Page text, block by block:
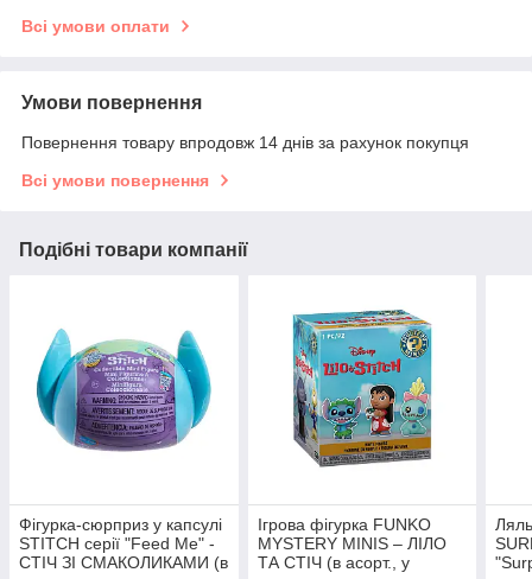
Всі умови оплати
Умови повернення
Повернення товару впродовж 14 днів за рахунок покупця
Всі умови повернення
Подібні товари компанії
Фігурка-сюрприз у капсулі
STITCH серії "Feed Me" -
СТІЧ ЗІ СМАКОЛИКАМИ (в
Ігрова фігурка FUNKO
MYSTERY MINIS – ЛІЛО
ТА СТІЧ (в асорт., у